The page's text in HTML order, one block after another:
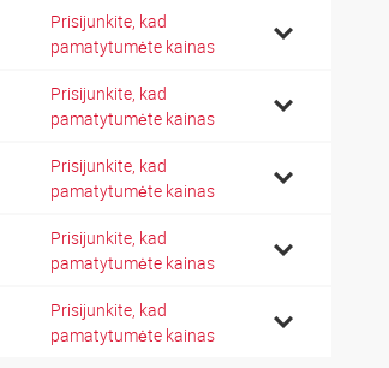
Prisijunkite, kad
pamatytumėte kainas
Prisijunkite, kad
pamatytumėte kainas
Prisijunkite, kad
pamatytumėte kainas
Prisijunkite, kad
pamatytumėte kainas
Prisijunkite, kad
pamatytumėte kainas